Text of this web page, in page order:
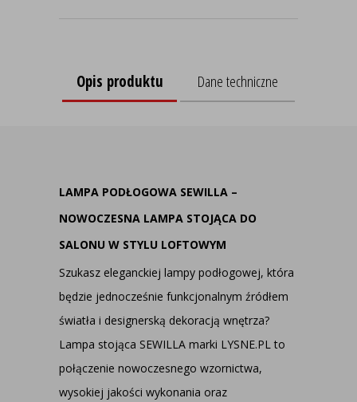
Opis produktu Dane techniczne
LAMPA PODŁOGOWA SEWILLA –
NOWOCZESNA LAMPA STOJĄCA DO
SALONU W STYLU LOFTOWYM
Szukasz eleganckiej lampy podłogowej, która
będzie jednocześnie funkcjonalnym źródłem
światła i designerską dekoracją wnętrza?
Lampa stojąca SEWILLA marki LYSNE.PLto
połączenie nowoczesnego wzornictwa,
wysokiej jakości wykonania oraz